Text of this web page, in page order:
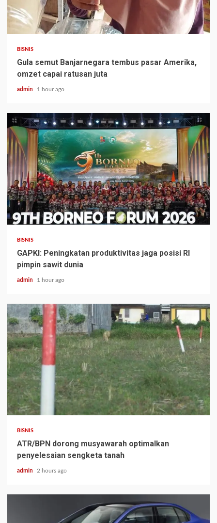
BISNIS
Gula semut Banjarnegara tembus pasar Amerika,
omzet capai ratusan juta
admin 1 hour ago
BISNIS
GAPKI: Peningkatan produktivitas jaga posisi RI
pimpin sawit dunia
admin 1 hour ago
BISNIS
ATR/BPN dorong musyawarah optimalkan
penyelesaian sengketa tanah
admin 2 hours ago